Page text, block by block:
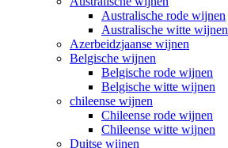
Australische rode wijnen
Australische witte wijnen
Azerbeidzjaanse wijnen
Belgische wijnen
Belgische rode wijnen
Belgische witte wijnen
chileense wijnen
Chileense rode wijnen
Chileense witte wijnen
Duitse wijnen